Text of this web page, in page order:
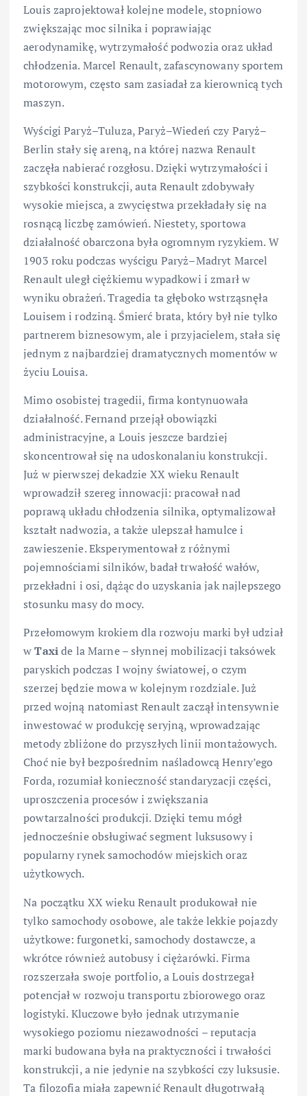
Louis zaprojektował kolejne modele, stopniowo
zwiększając moc silnika i poprawiając
aerodynamikę, wytrzymałość podwozia oraz układ
chłodzenia. Marcel Renault, zafascynowany sportem
motorowym, często sam zasiadał za kierownicą tych
maszyn.
Wyścigi Paryż–Tuluza, Paryż–Wiedeń czy Paryż–
Berlin stały się areną, na której nazwa Renault
zaczęła nabierać rozgłosu. Dzięki wytrzymałości i
szybkości konstrukcji, auta Renault zdobywały
wysokie miejsca, a zwycięstwa przekładały się na
rosnącą liczbę zamówień. Niestety, sportowa
działalność obarczona była ogromnym ryzykiem. W
1903 roku podczas wyścigu Paryż–Madryt Marcel
Renault uległ ciężkiemu wypadkowi i zmarł w
wyniku obrażeń. Tragedia ta głęboko wstrząsnęła
Louisem i rodziną. Śmierć brata, który był nie tylko
partnerem biznesowym, ale i przyjacielem, stała się
jednym z najbardziej dramatycznych momentów w
życiu Louisa.
Mimo osobistej tragedii, firma kontynuowała
działalność. Fernand przejął obowiązki
administracyjne, a Louis jeszcze bardziej
skoncentrował się na udoskonalaniu konstrukcji.
Już w pierwszej dekadzie XX wieku Renault
wprowadził szereg innowacji: pracował nad
poprawą układu chłodzenia silnika, optymalizował
kształt nadwozia, a także ulepszał hamulce i
zawieszenie. Eksperymentował z różnymi
pojemnościami silników, badał trwałość wałów,
przekładni i osi, dążąc do uzyskania jak najlepszego
stosunku masy do mocy.
Przełomowym krokiem dla rozwoju marki był udział
wTaxide la Marne – słynnej mobilizacji taksówek
paryskich podczas I wojny światowej, o czym
szerzej będzie mowa w kolejnym rozdziale. Już
przed wojną natomiast Renault zaczął intensywnie
inwestować w produkcję seryjną, wprowadzając
metody zbliżone do przyszłych linii montażowych.
Choć nie był bezpośrednim naśladowcą Henry’ego
Forda, rozumiał konieczność standaryzacji części,
uproszczenia procesów i zwiększania
powtarzalności produkcji. Dzięki temu mógł
jednocześnie obsługiwać segment luksusowy i
popularny rynek samochodów miejskich oraz
użytkowych.
Na początku XX wieku Renault produkował nie
tylko samochody osobowe, ale także lekkie pojazdy
użytkowe: furgonetki, samochody dostawcze, a
wkrótce również autobusy i ciężarówki. Firma
rozszerzała swoje portfolio, a Louis dostrzegał
potencjał w rozwoju transportu zbiorowego oraz
logistyki. Kluczowe było jednak utrzymanie
wysokiego poziomu niezawodności – reputacja
marki budowana była na praktyczności i trwałości
konstrukcji, a nie jedynie na szybkości czy luksusie.
Ta filozofia miała zapewnić Renault długotrwałą